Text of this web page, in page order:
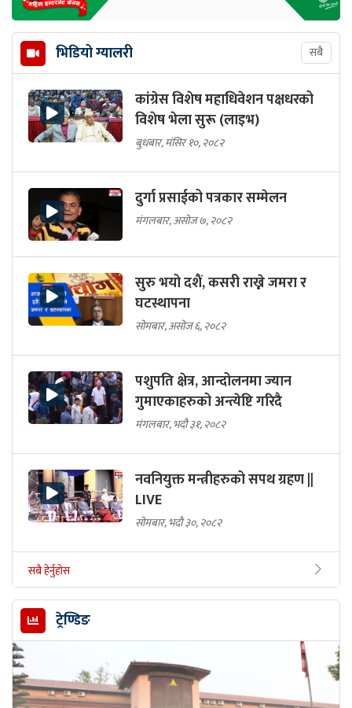
भिडियो ग्यालरी सबै
कांग्रेस विशेष महाधिवेशन पक्षधरको
विशेष भेला सुरू (लाइभ)
बुधबार, मंसिर १०, २०८२
दुर्गा प्रसाईको पत्रकार सम्मेलन
मंगलबार, असोज ७, २०८२
सुरु भयो दशैं, कसरी राख्ने जमरा र
घटस्थापना
सोमबार, असोज ६, २०८२
पशुपति क्षेत्र, आन्दोलनमा ज्यान
गुमाएकाहरुको अन्त्येष्टि गरिदै
मंगलबार, भदौ ३१, २०८२
नवनियुक्त मन्त्रीहरुको सपथ ग्रहण ||
LIVE
सोमबार, भदौ ३०, २०८२
सबै हेर्नुहोस
ट्रेण्डिङ